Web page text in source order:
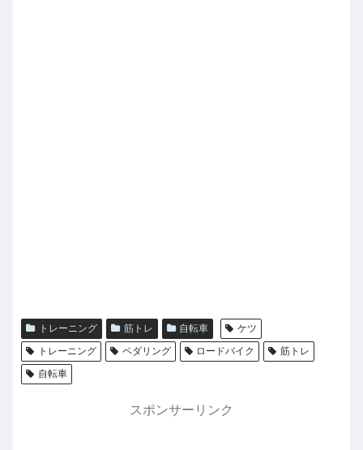
トレーニング 筋トレ 自転車
ケツ
トレーニング
ペダリング ロードバイク
筋トレ
自転車
スポンサーリンク